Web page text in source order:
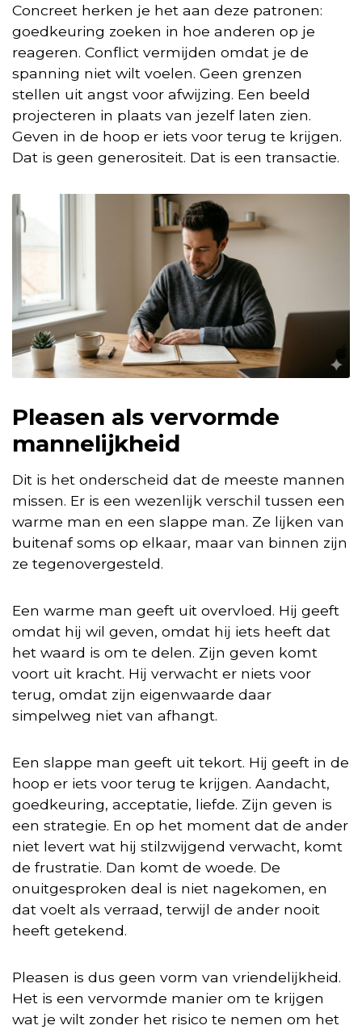
Concreet herken je het aan deze patronen:
goedkeuring zoeken in hoe anderen op je
reageren. Conflict vermijden omdat je de
spanning niet wilt voelen. Geen grenzen
stellen uit angst voor afwijzing. Een beeld
projecteren in plaats van jezelf laten zien.
Geven in de hoop er iets voor terug te krijgen.
Dat is geen generositeit. Dat is een transactie.
Pleasen als vervormde
mannelijkheid
Dit is het onderscheid dat de meeste mannen
missen. Er is een wezenlijk verschil tussen een
warme man en een slappe man. Ze lijken van
buitenaf soms op elkaar, maar van binnen zijn
ze tegenovergesteld.
Een warme man geeft uit overvloed. Hij geeft
omdat hij wil geven, omdat hij iets heeft dat
het waard is om te delen. Zijn geven komt
voort uit kracht. Hij verwacht er niets voor
terug, omdat zijn eigenwaarde daar
simpelweg niet van afhangt.
Een slappe man geeft uit tekort. Hij geeft in de
hoop er iets voor terug te krijgen. Aandacht,
goedkeuring, acceptatie, liefde. Zijn geven is
een strategie. En op het moment dat de ander
niet levert wat hij stilzwijgend verwacht, komt
de frustratie. Dan komt de woede. De
onuitgesproken deal is niet nagekomen, en
dat voelt als verraad, terwijl de ander nooit
heeft getekend.
Pleasen is dus geen vorm van vriendelijkheid.
Het is een vervormde manier om te krijgen
wat je wilt zonder het risico te nemen om het